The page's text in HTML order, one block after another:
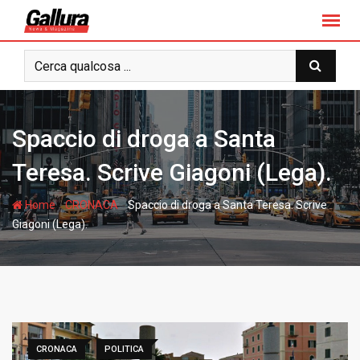
t
o
o
t
e
n
t
Spaccio di droga a Santa
Teresa. Scrive Giagoni (Lega).
Home-CRONACA-Spaccio di droga a Santa Teresa. Scrive
Giagoni (Lega).
CRONACA POLITICA